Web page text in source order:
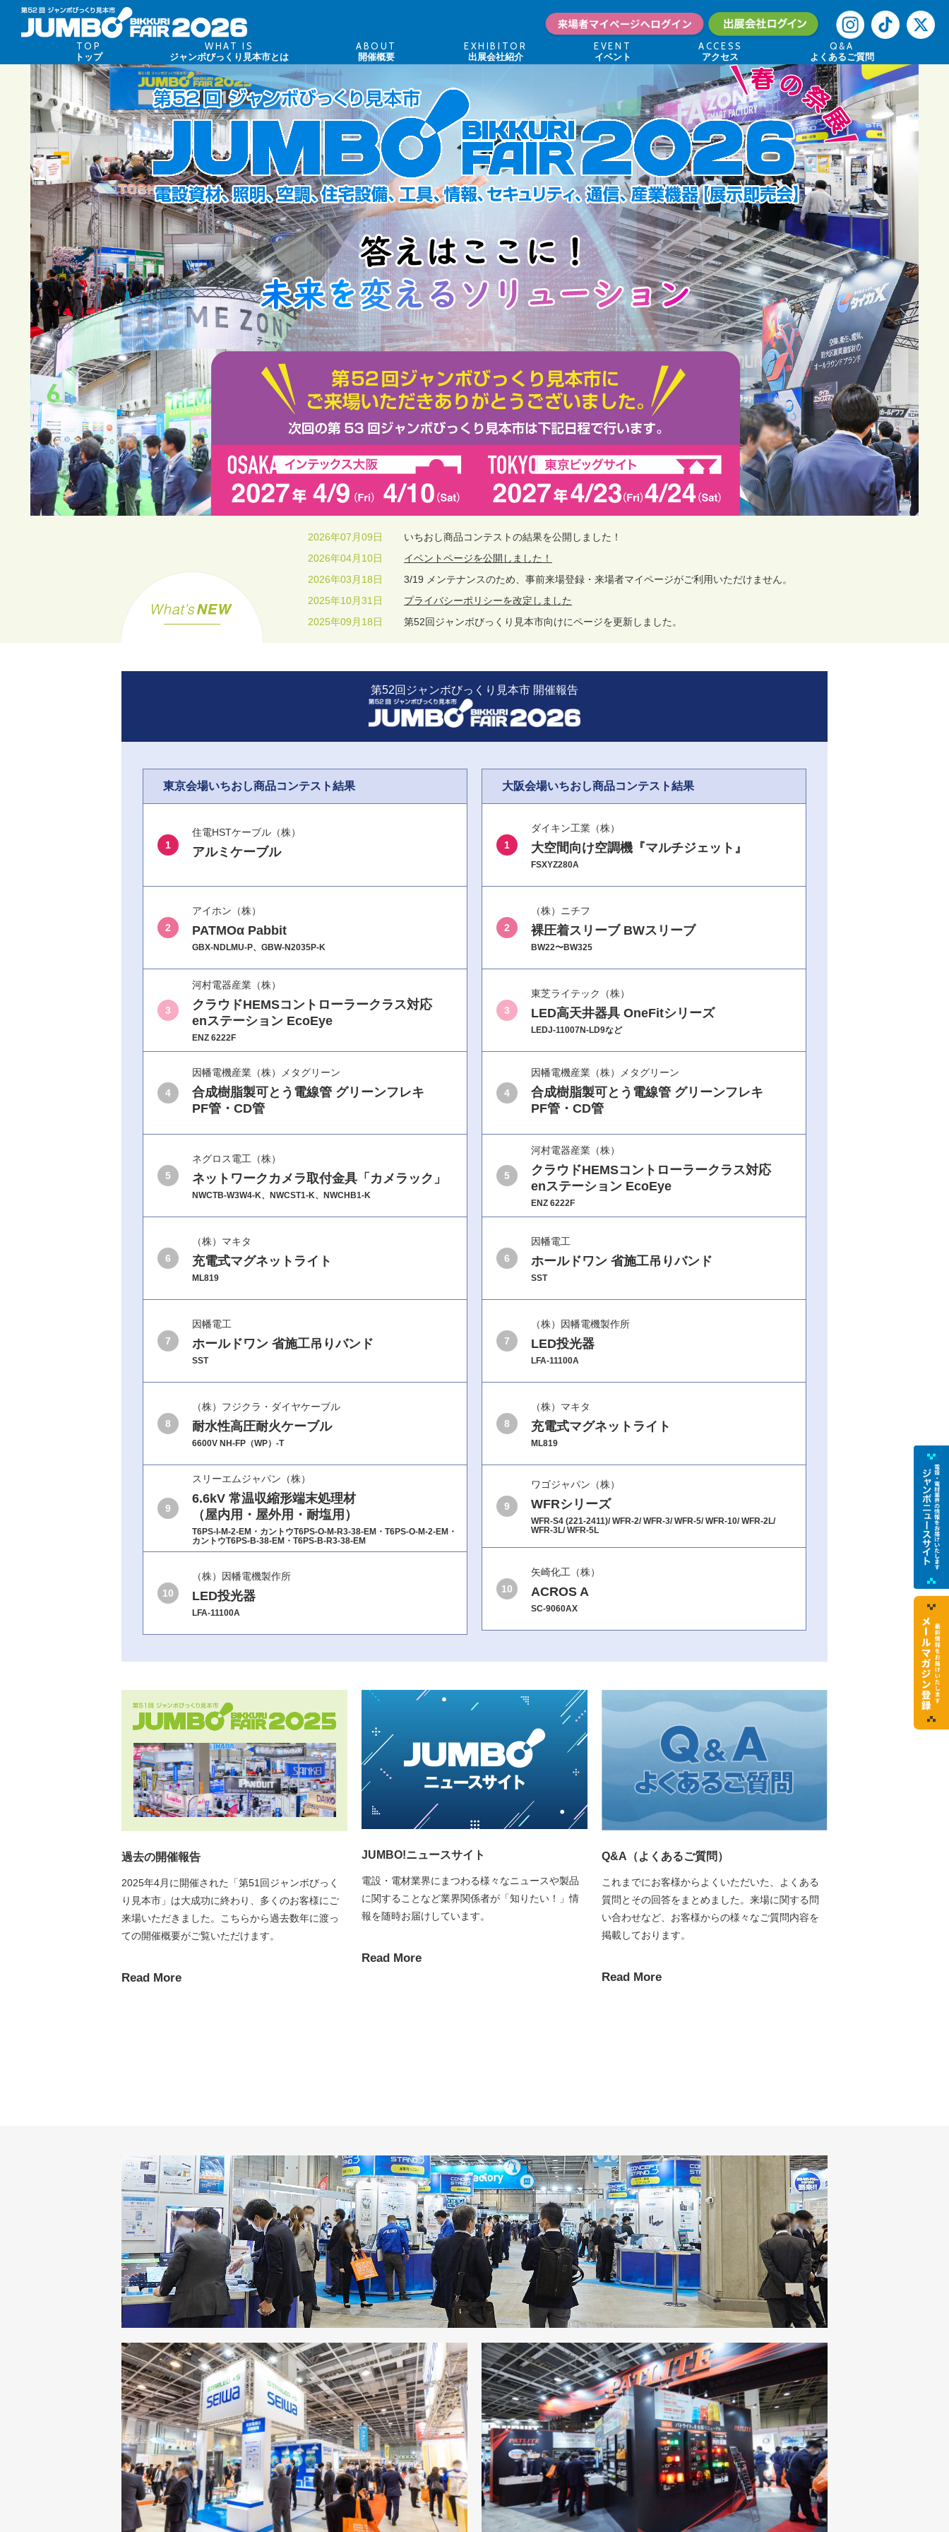
TOP
トップ
WHAT IS
ジャンボびっくり見本市とは
ABOUT
開催概要
EXHIBITOR
出展会社紹介
EVENT
イベント
ACCESS
アクセス
Q&A
よくあるご質問
2026年07月09日
いちおし商品コンテストの結果を公開しました！
2026年04月10日
イベントページを公開しました！
2026年03月18日
3/19 メンテナンスのため、事前来場登録・来場者マイページがご利用いただけません。
2025年10月31日
プライバシーポリシーを改定しました
2025年09月18日
第52回ジャンボびっくり見本市向けにページを更新しました。
第52回ジャンボびっくり見本市 開催報告
東京会場いちおし商品コンテスト結果
1
住電HSTケーブル（株）
アルミケーブル
2
アイホン（株）
PATMOα Pabbit
GBX-NDLMU-P、GBW-N2035P-K
3
河村電器産業（株）
クラウドHEMSコントローラークラス対応
enステーション EcoEye
ENZ 6222F
4
因幡電機産業（株）メタグリーン
合成樹脂製可とう電線管 グリーンフレキ
PF管・CD管
5
ネグロス電工（株）
ネットワークカメラ取付金具「カメラック」
NWCTB-W3W4-K、NWCST1-K、NWCHB1-K
6
（株）マキタ
充電式マグネットライト
ML819
7
因幡電工
ホールドワン 省施工吊りバンド
SST
8
（株）フジクラ・ダイヤケーブル
耐水性高圧耐火ケーブル
6600V NH-FP（WP）-T
9
スリーエムジャパン（株）
6.6kV 常温収縮形端末処理材
（屋内用・屋外用・耐塩用）
T6PS-I-M-2-EM・カントウT6PS-O-M-R3-38-EM・T6PS-O-M-2-EM・
カントウT6PS-B-38-EM・T6PS-B-R3-38-EM
10
（株）因幡電機製作所
LED投光器
LFA-11100A
大阪会場いちおし商品コンテスト結果
1
ダイキン工業（株）
大空間向け空調機『マルチジェット』
FSXYZ280A
2
（株）ニチフ
裸圧着スリーブ BWスリーブ
BW22〜BW325
3
東芝ライテック（株）
LED高天井器具 OneFitシリーズ
LEDJ-11007N-LD9など
4
因幡電機産業（株）メタグリーン
合成樹脂製可とう電線管 グリーンフレキ
PF管・CD管
5
河村電器産業（株）
クラウドHEMSコントローラークラス対応
enステーション EcoEye
ENZ 6222F
6
因幡電工
ホールドワン 省施工吊りバンド
SST
7
（株）因幡電機製作所
LED投光器
LFA-11100A
8
（株）マキタ
充電式マグネットライト
ML819
9
ワゴジャパン（株）
WFRシリーズ
WFR-S4 (221-2411)/ WFR-2/ WFR-3/ WFR-5/ WFR-10/ WFR-2L/
WFR-3L/ WFR-5L
10
矢崎化工（株）
ACROS A
SC-9060AX
過去の開催報告
2025年4月に開催された「第51回ジャンボびっく
り見本市」は大成功に終わり、多くのお客様にご
来場いただきました。こちらから過去数年に渡っ
ての開催概要がご覧いただけます。
Read More
JUMBO!ニュースサイト
電設・電材業界にまつわる様々なニュースや製品
に関することなど業界関係者が「知りたい！」情
報を随時お届けしています。
Read More
Q&A（よくあるご質問）
これまでにお客様からよくいただいた、よくある
質問とその回答をまとめました。 来場に関する問
い合わせなど、お客様からの様々なご質問内容を
掲載しております。
Read More